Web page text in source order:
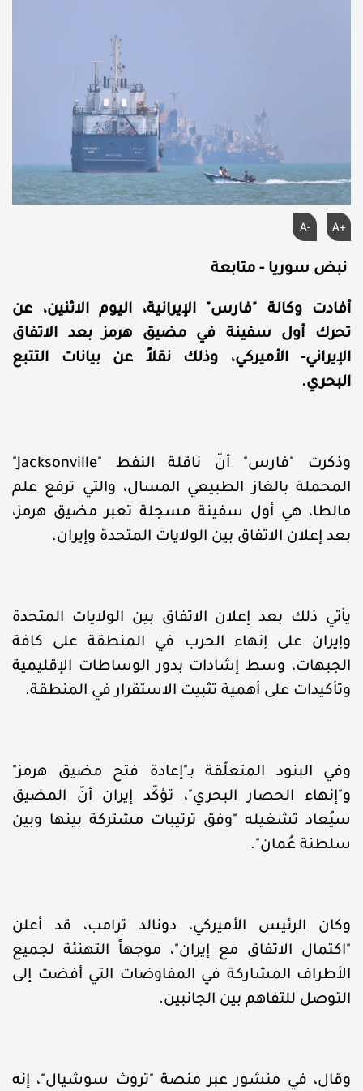
A+
A-
نبض سوريا - متابعة
أفادت وكالة "فارس" الإيرانية، اليوم الاثنين، عن
تحرك أول سفينة في مضيق هرمز بعد الاتفاق
الإيراني- الأميركي، وذلك نقلاً عن بيانات التتبع
البحري.
وذكرت "فارس" أنّ ناقلة النفط "Jacksonville"
المحملة بالغاز الطبيعي المسال، والتي ترفع علم
مالطا، هي أول سفينة مسجلة تعبر مضيق هرمز،
بعد إعلان الاتفاق بين الولايات المتحدة وإيران.
يأتي ذلك بعد إعلان الاتفاق بين الولايات المتحدة
وإيران على إنهاء الحرب في المنطقة على كافة
الجبهات، وسط إشادات بدور الوساطات الإقليمية
وتأكيدات على أهمية تثبيت الاستقرار في المنطقة.
وفي البنود المتعلّقة بـ"إعادة فتح مضيق هرمز"
و"إنهاء الحصار البحري"، تؤكّد إيران أنّ المضيق
سيُعاد تشغيله "وفق ترتيبات مشتركة بينها وبين
سلطنة عُمان".
وكان الرئيس الأميركي، دونالد ترامب، قد أعلن
"اكتمال الاتفاق مع إيران"، موجهاً التهنئة لجميع
الأطراف المشاركة في المفاوضات التي أفضت إلى
التوصل للتفاهم بين الجانبين.
وقال، في منشور عبر منصة "تروث سوشيال"، إنه